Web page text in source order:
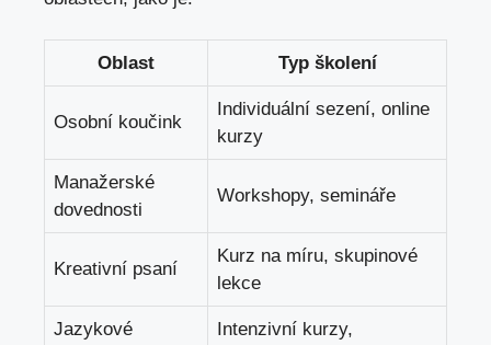
Oblast Typ školení
Osobní koučink
Individuální sezení, online
kurzy
Manažerské
dovednosti
Workshopy, semináře
Kreativní psaní
Kurz na míru, skupinové
lekce
Jazykové
Intenzivní kurzy,